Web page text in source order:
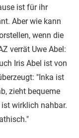
ist für ihr
Aber wie kann
wenn die
verrät Uwe Abel:
Iris Abel ist von
"Inka ist
zieht bequeme
wirklich nahbar.